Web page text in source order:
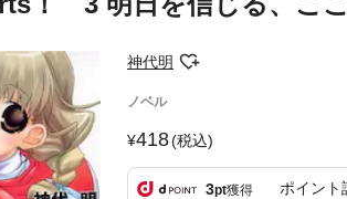
神代明
ノベル
418(税込)
3pt獲得 ポイント